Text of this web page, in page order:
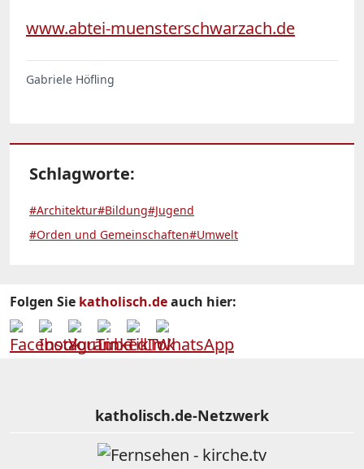
www.abtei-muensterschwarzach.de
Gabriele Höfling
Schlagworte:
#Architektur#Bildung#Jugend
#Orden und Gemeinschaften#Umwelt
Folgen Sie katholisch.deauch hier:
katholisch.de-Netzwerk